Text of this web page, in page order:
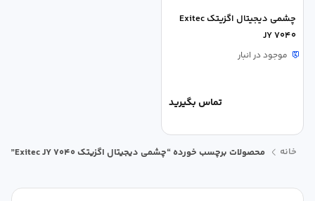
چشمی دیجیتال اگزیتک Exitec
JY 7040
موجود در انبار
تماس بگیرید
خانه محصولات برچسب خورده “چشمی دیجیتال اگزیتک Exitec JY 7040”